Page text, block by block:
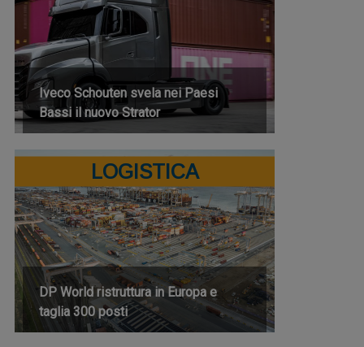
Iveco Schouten svela nei Paesi
Bassi il nuovo Strator
LOGISTICA
DP World ristruttura in Europa e
taglia 300 posti